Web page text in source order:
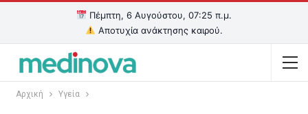
Πέμπτη, 6 Αυγούστου, 07:25 π.μ.
Αποτυχία ανάκτησης καιρού.
Αρχική Υγεία